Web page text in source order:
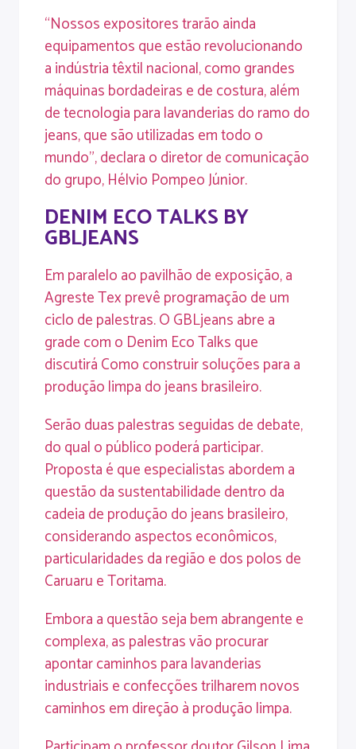
“Nossos expositores trarão ainda
equipamentos que estão revolucionando
a indústria têxtil nacional, como grandes
máquinas bordadeiras e de costura, além
de tecnologia para lavanderias do ramo do
jeans, que são utilizadas em todo o
mundo”, declara o diretor de comunicação
do grupo, Hélvio Pompeo Júnior.
DENIM ECO TALKS BY
GBLJEANS
Em paralelo ao pavilhão de exposição, a
Agreste Tex prevê programação de um
ciclo de palestras. O GBLjeans abre a
grade com o Denim Eco Talks que
discutirá Como construir soluções para a
produção limpa do jeans brasileiro.
Serão duas palestras seguidas de debate,
do qual o público poderá participar.
Proposta é que especialistas abordem a
questão da sustentabilidade dentro da
cadeia de produção do jeans brasileiro,
considerando aspectos econômicos,
particularidades da região e dos polos de
Caruaru e Toritama.
Embora a questão seja bem abrangente e
complexa, as palestras vão procurar
apontar caminhos para lavanderias
industriais e confecções trilharem novos
caminhos em direção à produção limpa.